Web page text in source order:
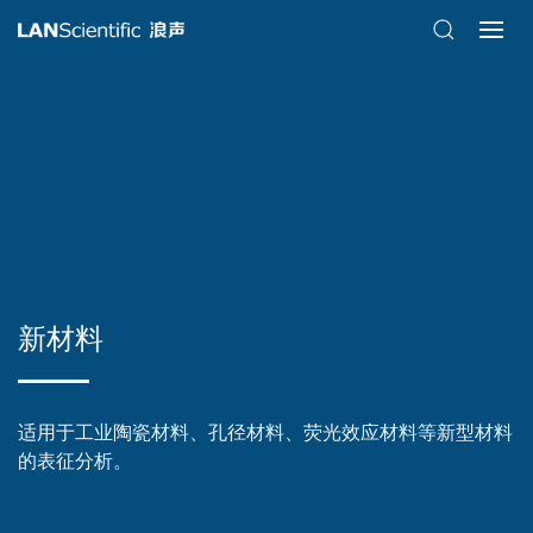
新材料
适用于工业陶瓷材料、孔径材料、荧光效应材料等新型材料
的表征分析。